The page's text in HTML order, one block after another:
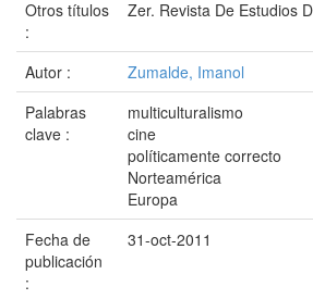
Otros títulos
:
Zer. Revista De Estudios
Autor :
Zumalde, Imanol
Palabras
clave :
multiculturalismo
cine
políticamente correcto
Norteamérica
Europa
Fecha de
publicación
:
31-oct-2011